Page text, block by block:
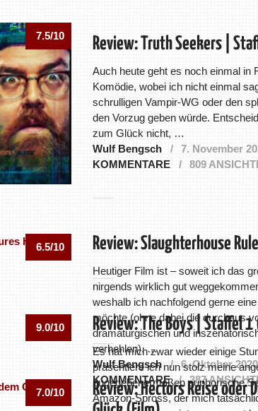
7.5/10 Review: Truth Seekers |
Auch heute geht es noch einmal in
Komödie, wobei ich nicht einmal
schrulligen Vampir-WG oder den
den Vorzug geben würde.
zum Glück nicht, …
Wulf Bengsch
7. November
KOMMENTARE
809
6.5/10 Review: Slaughterhouse
Heutiger Film ist – soweit ich das
nirgends wirklich gut
weshalb ich nachfolgend gerne
möchte (ohne dabei die durchaus
dramaturgischen und
verhehlen). …
Wulf Bengsch
6. Oktober 2020
KOMMENTARE
387
9.0/10 Review: The Boys | Staffel
Es hat mich zwar wieder einige
präsentiere ich nun stolz meine
zugegebenermaßen euphorische
Amazon-Spross, der mich
7.0/10
Review: Hectors Reise oder